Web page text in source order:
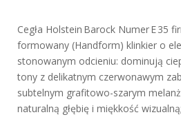
Cegła Holstein Barock Numer E 35
formowany (Handform) klinkier o
stonowanym odcieniu: dominują
tony z delikatnym czerwonawym
subtelnym grafitowo-szarym
naturalną głębię i miękkość